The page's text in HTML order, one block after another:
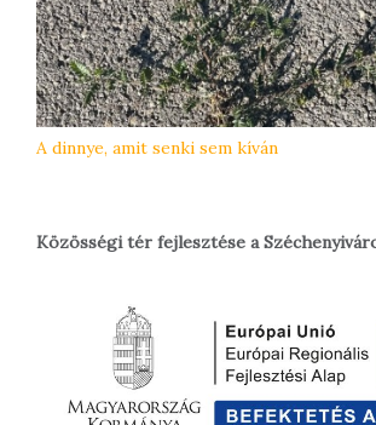
A dinnye, amit senki sem kíván
Közösségi tér fejlesztése a